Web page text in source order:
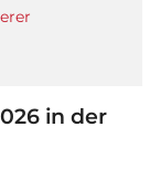
in der